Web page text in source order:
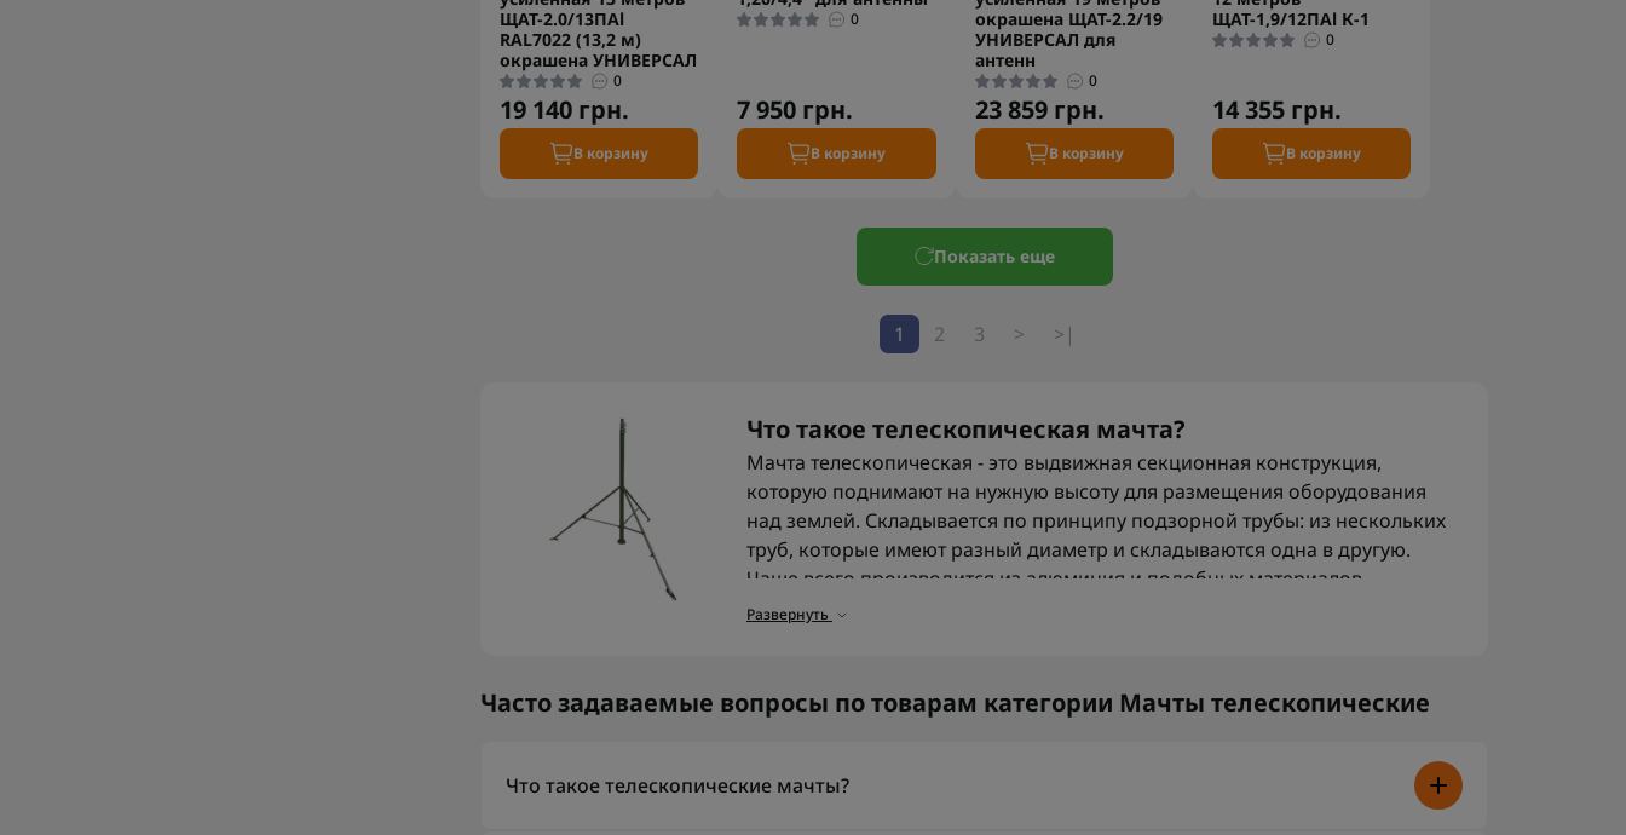
ЩАТ-2.0/13ПAl
RAL7022 (13,2 м)
окрашена УНИВЕРСАЛ
0
19 140 грн.
В корзину
0
7 950 грн.
В корзину
окрашена ЩАТ-2.2/19
УНИВЕРСАЛ для
антенн
0
23 859 грн.
В корзину
ЩАТ-1,9/12ПAl К-1
0
14 355 грн.
В корзину
Показать еще
1 2 3 > >|
Что такое телескопическая мачта?
Мачта телескопическая - это выдвижная секционная конструкция,
которую поднимают на нужную высоту для размещения оборудования
над землей. Складывается по принципу подзорной трубы: из нескольких
труб, которые имеют разный диаметр и складываются одна в другую.
Чаще всего производится из алюминия и подобных материалов.
Для чего используются телескопические мачты?
оборудования на высоту без стационарного монтажа. Их ставят для
антенн, модулей связи, ретрансляторов и другого оборудования,
прохождения сигнала, более стабильной работы системы и меньшего
Развернуть
Часто задаваемые вопросы по товарам категории Мачты телескопические
Что такое телескопические мачты?